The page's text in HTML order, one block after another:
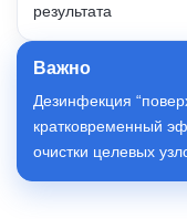
результата
Важно
Дезинфекция
кратковременный
очистки целевых